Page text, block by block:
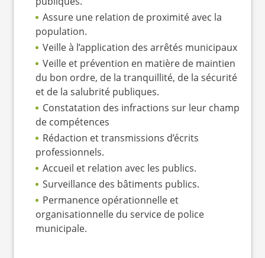
Assure une relation de proximité avec la
population.
Veille à l’application des arrêtés municipaux
Veille et prévention en matière de maintien
du bon ordre, de la tranquillité, de la sécurité
et de la salubrité publiques.
Constatation des infractions sur leur champ
de compétences
Rédaction et transmissions d’écrits
professionnels.
Accueil et relation avec les publics.
Surveillance des bâtiments publics.
Permanence opérationnelle et
organisationnelle du service de police
municipale.